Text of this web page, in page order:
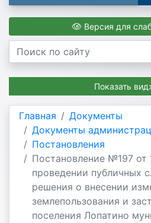
Версия для
Показать
Главная
Документы
Документы
Постановления
Постановление №197 от
проведении публичных
решения о внесении
землепользования и
поселения Лопатино